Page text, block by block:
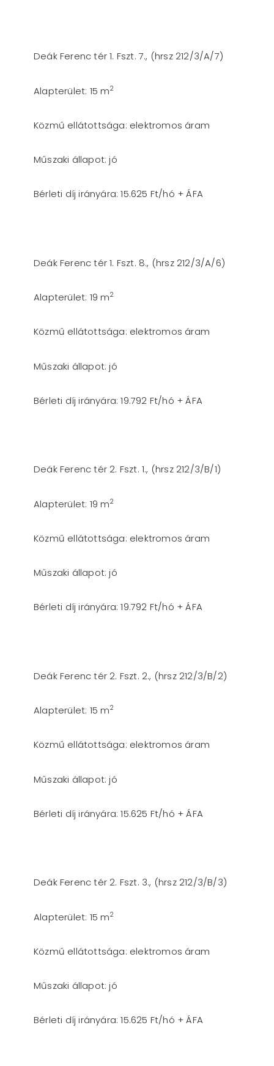
Deák Ferenc tér 1. Fszt. 7., (hrsz 212/3/A/7)
Alapterület: 15 m2
Közmű ellátottsága: elektromos áram
Műszaki állapot: jó
Bérleti díj irányára: 15.625 Ft/hó + ÁFA
Deák Ferenc tér 1. Fszt. 8., (hrsz 212/3/A/6)
Alapterület: 19 m2
Közmű ellátottsága: elektromos áram
Műszaki állapot: jó
Bérleti díj irányára: 19.792 Ft/hó + ÁFA
Deák Ferenc tér 2. Fszt. 1., (hrsz 212/3/B/1)
Alapterület: 19 m2
Közmű ellátottsága: elektromos áram
Műszaki állapot: jó
Bérleti díj irányára: 19.792 Ft/hó + ÁFA
Deák Ferenc tér 2. Fszt. 2., (hrsz 212/3/B/2)
Alapterület: 15 m2
Közmű ellátottsága: elektromos áram
Műszaki állapot: jó
Bérleti díj irányára: 15.625 Ft/hó + ÁFA
Deák Ferenc tér 2. Fszt. 3., (hrsz 212/3/B/3)
Alapterület: 15 m2
Közmű ellátottsága: elektromos áram
Műszaki állapot: jó
Bérleti díj irányára: 15.625 Ft/hó + ÁFA